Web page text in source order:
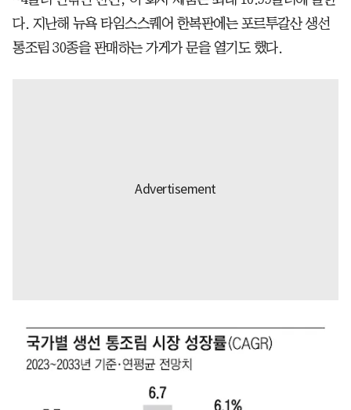
다. 지난해 뉴욕 타임스스퀘어 한복판에는 포르투갈산 생선
통조림 30종을 판매하는 가게가 문을 열기도 했다.